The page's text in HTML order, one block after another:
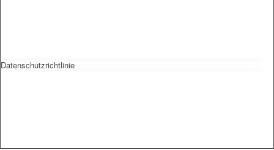
Datenschutzrichtlinie